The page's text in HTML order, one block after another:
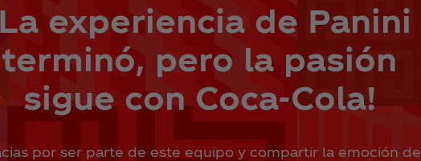
experiencia de Panini
terminó, pero la pasión
sigue con Coca‑Cola!
por ser parte de este equipo y compartir la emoción de